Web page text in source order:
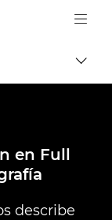
Logo, back
en Full
describe